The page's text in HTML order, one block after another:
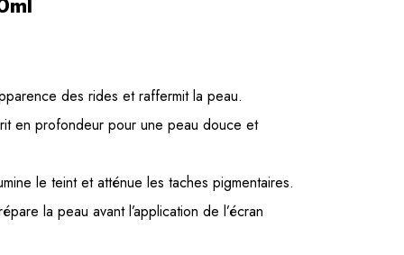
des rides et raffermit la peau.
en profondeur pour une peau douce et
le teint et atténue les taches pigmentaires.
la peau avant l’application de l’écran